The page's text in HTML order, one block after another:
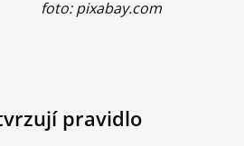
foto: pixabay.com
pravidlo